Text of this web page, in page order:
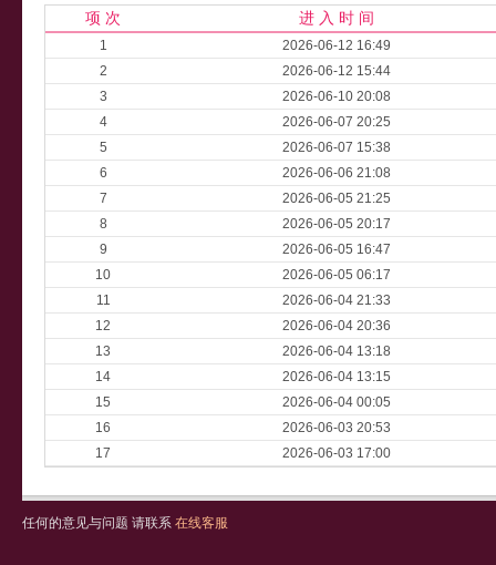
项 次 进 入 时 间
1
2026-06-12 16:49
2
2026-06-12 15:44
3
2026-06-10 20:08
4
2026-06-07 20:25
5
2026-06-07 15:38
6
2026-06-06 21:08
7
2026-06-05 21:25
8
2026-06-05 20:17
9
2026-06-05 16:47
10
2026-06-05 06:17
11
2026-06-04 21:33
12
2026-06-04 20:36
13
2026-06-04 13:18
14
2026-06-04 13:15
15
2026-06-04 00:05
16
2026-06-03 20:53
17
2026-06-03 17:00
任何的意见与问题 请联系 在线客服